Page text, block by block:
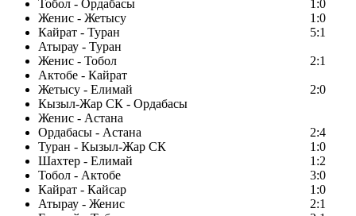
Тобол - Ордабасы
1:0
Женис - Жетысу
1:0
Кайрат - Туран
5:1
Атырау - Туран
Женис - Тобол
2:1
Актобе - Кайрат
Жетысу - Елимай
2:0
Кызыл-Жар СК - Ордабасы
Женис - Астана
Ордабасы - Астана
2:4
Туран - Кызыл-Жар СК
1:0
Шахтер - Елимай
1:2
Тобол - Актобе
3:0
Кайрат - Кайсар
1:0
Атырау - Женис
2:1